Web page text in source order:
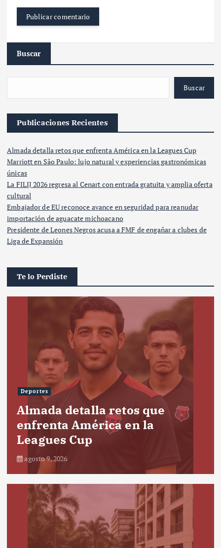
Buscar
Buscar
Publicaciones Recientes
Almada detalla retos que enfrenta América en la Leagues Cup
Marriott en São Paulo: lujo natural y experiencias gastronómicas
únicas
La FILIJ 2026 regresa al Cenart con entrada gratuita y amplia oferta
cultural
Embajador de EU reconoce avance en seguridad para reanudar
importación de aguacate michoacano
Presidente de Leones Negros acusa a FMF de engañar a clubes de
Liga de Expansión
Te lo Perdiste
Deportes
Almada detalla retos que
enfrenta América en la
Leagues Cup
agosto 9, 2026